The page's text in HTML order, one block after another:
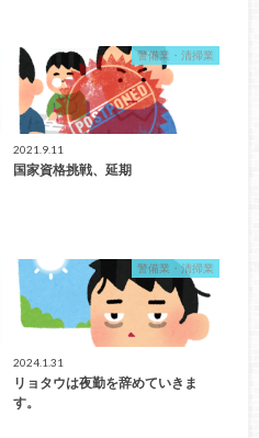
警備業・清掃業
2021.9.11
国家資格挑戦、延期
警備業・清掃業
2024.1.31
リョタウは夜勤を辞めていきま
す。